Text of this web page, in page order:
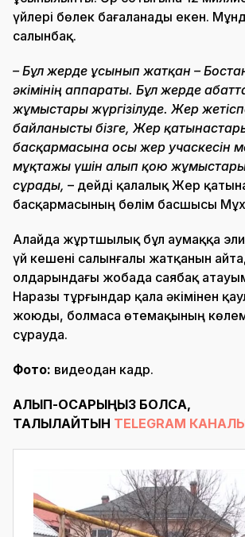
үйлері бөлек бағаланады екен.
салынбақ.
– Бұл жерде ұсынып жатқан –
әкімінің аппараты. Бұл жерде
жұмыстары жүргізілуде. Жер
байланысты бізге, Жер
басқармасына осы жер учаскесін
мұқтажы үшін алып қою
сұрады, – дейді қалалық Жер
басқармасының бөлім басшысы
Алайда жұртшылық бұл аумаққа
үй кешені салынғалы жатқанын
Қолдарындағы жобада саябақ
Наразы тұрғындар қала әкімінен
жоюды, болмаса өтемақының
сұрауда.
Фото: видеодан кадр.
АЛЫП-ҚОСАРЫҢЫЗ БОЛСА,
ТАЛҚЫЛАЙТЫН TELEGRAM